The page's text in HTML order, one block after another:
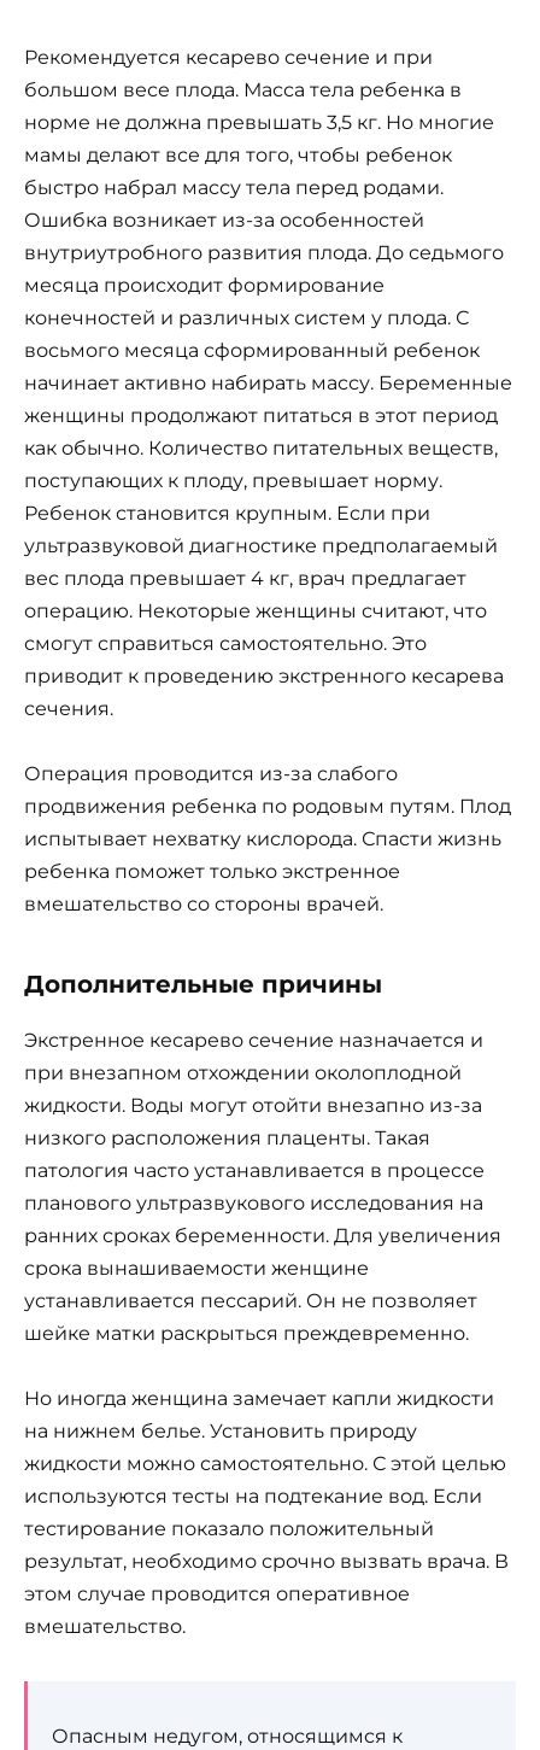
Рекомендуется кесарево сечение и при
большом весе плода. Масса тела ребенка в
норме не должна превышать 3,5 кг. Но многие
мамы делают все для того, чтобы ребенок
быстро набрал массу тела перед родами.
Ошибка возникает из-за особенностей
внутриутробного развития плода. До седьмого
месяца происходит формирование
конечностей и различных систем у плода. С
восьмого месяца сформированный ребенок
начинает активно набирать массу. Беременные
женщины продолжают питаться в этот период
как обычно. Количество питательных веществ,
поступающих к плоду, превышает норму.
Ребенок становится крупным. Если при
ультразвуковой диагностике предполагаемый
вес плода превышает 4 кг, врач предлагает
операцию. Некоторые женщины считают, что
смогут справиться самостоятельно. Это
приводит к проведению экстренного кесарева
сечения.
Операция проводится из-за слабого
продвижения ребенка по родовым путям. Плод
испытывает нехватку кислорода. Спасти жизнь
ребенка поможет только экстренное
вмешательство со стороны врачей.
Дополнительные причины
Экстренное кесарево сечение назначается и
при внезапном отхождении околоплодной
жидкости. Воды могут отойти внезапно из-за
низкого расположения плаценты. Такая
патология часто устанавливается в процессе
планового ультразвукового исследования на
ранних сроках беременности. Для увеличения
срока вынашиваемости женщине
устанавливается пессарий. Он не позволяет
шейке матки раскрыться преждевременно.
Но иногда женщина замечает капли жидкости
на нижнем белье. Установить природу
жидкости можно самостоятельно. С этой целью
используются тесты на подтекание вод. Если
тестирование показало положительный
результат, необходимо срочно вызвать врача. В
этом случае проводится оперативное
вмешательство.
Опасным недугом, относящимся к